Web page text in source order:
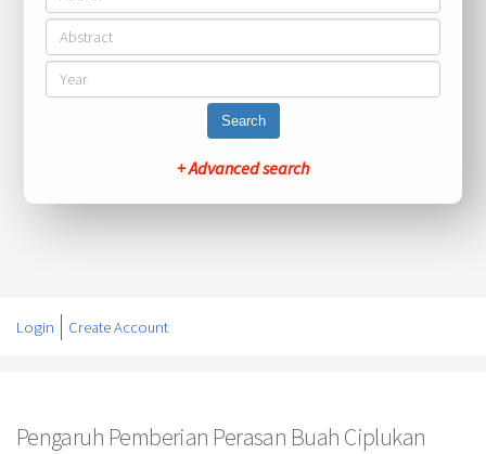
Search
+ Advanced search
Login Create Account
Pengaruh Pemberian Perasan Buah Ciplukan